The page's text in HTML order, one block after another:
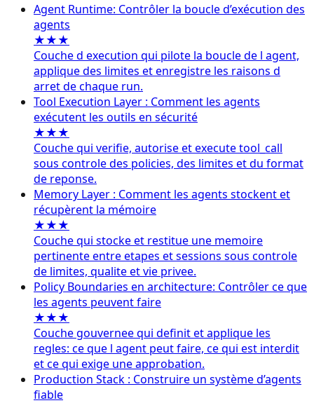
Agent Runtime: Contrôler la boucle d’exécution des
agents
★★★
Couche d execution qui pilote la boucle de l agent,
applique des limites et enregistre les raisons d
arret de chaque run.
Tool Execution Layer : Comment les agents
exécutent les outils en sécurité
★★★
Couche qui verifie, autorise et execute tool_call
sous controle des policies, des limites et du format
de reponse.
Memory Layer : Comment les agents stockent et
récupèrent la mémoire
★★★
Couche qui stocke et restitue une memoire
pertinente entre etapes et sessions sous controle
de limites, qualite et vie privee.
Policy Boundaries en architecture: Contrôler ce que
les agents peuvent faire
★★★
Couche gouvernee qui definit et applique les
regles: ce que l agent peut faire, ce qui est interdit
et ce qui exige une approbation.
Production Stack : Construire un système d’agents
fiable